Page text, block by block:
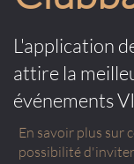
L'application
attire la
événements
En savoir plus sur
possibilité